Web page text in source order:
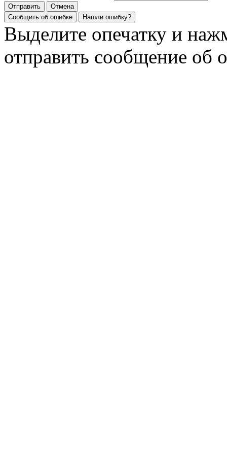
Отправить
Отмена
Сообщить об ошибке
Нашли ошибку?
Выделите опечатку и
отправить сообщение об